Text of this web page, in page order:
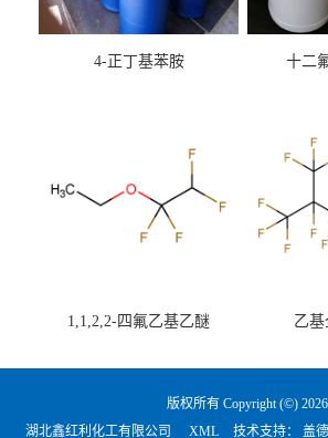
4-正丁基苯胺 十二
1,1,2,2-四氟乙基乙醚 乙
版权所有 Copyright (©) 2026
湖北鑫红利化工有限公司
XML 技术支持： 盖